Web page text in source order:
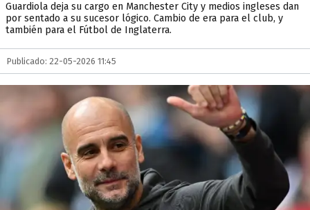
Guardiola deja su cargo en Manchester City y medios ingleses dan
por sentado a su sucesor lógico. Cambio de era para el club, y
también para el Fútbol de Inglaterra.
Publicado: 22-05-2026 11:45